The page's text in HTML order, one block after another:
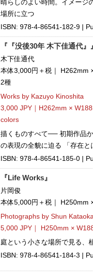
晴らしのよい時間。イメージ
場所に立つ
ISBN: 978-4-86541-182-9 |
『『没後30年 木下佳通代』
木下佳通代
本体3,000円＋税｜ H262mm
2種
Works by Kazuyo Kinoshita
3,000 JPY｜H262mm ×
colors
描くものすべて── 初期作品
の表現の全貌に迫る 「存在と
ISBN: 978-4-86541-185-0 |
『Life Works』
片岡俊
本体5,000円＋税｜ H250mm
Photographs by Shun
5,000 JPY｜ H250mm ×
庭という小さな場所で見る、
ISBN: 978-4-86541-184-3 |